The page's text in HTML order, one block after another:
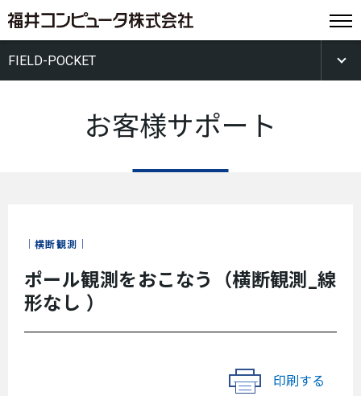
FIELD-POCKET
お客様サポート
横断観測
ポール観測をおこなう（横断観測_線
形なし ）
印刷する